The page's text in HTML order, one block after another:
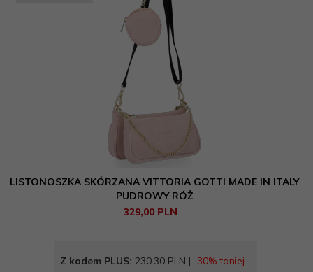
LISTONOSZKA SKÓRZANA VITTORIA GOTTI MADE IN ITALY
PUDROWY RÓŻ
329,00 PLN
Z kodem PLUS: 230.30 PLN | 30% taniej